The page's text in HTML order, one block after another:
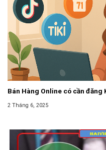
Bán Hàng Online có cần đăng
2 Tháng 6, 2025